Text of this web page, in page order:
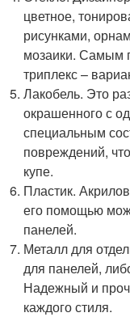
цветное,
рисунками,
мозаики. Самым
триплекс –
Лакобель. Это
окрашенного с
специальным
повреждений,
купе.
Пластик.
его помощью
панелей.
Металл для
для панелей,
Надежный и
каждого стиля.